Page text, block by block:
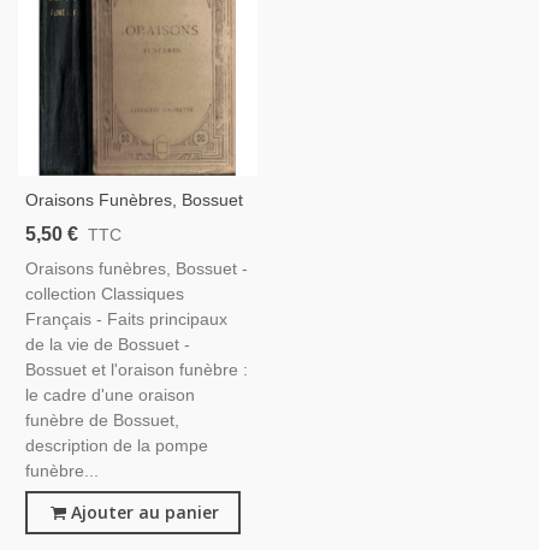
Oraisons Funèbres, Bossuet
- Classiques Français,
Catholicisme, Messe,
Biographies
5,50 € TTC
Oraisons funèbres, Bossuet -
collection Classiques
Français - Faits principaux
de la vie de Bossuet -
Bossuet et l'oraison funèbre :
le cadre d'une oraison
funèbre de Bossuet,
description de la pompe
funèbre...
Ajouter au panier